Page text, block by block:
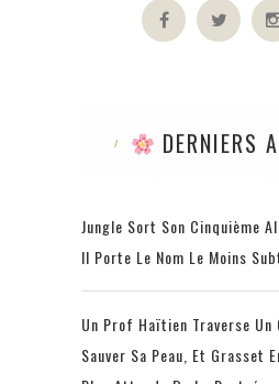
DERNIERS
Jungle Sort Son Cinquième
Il Porte Le Nom Le Moins
Un Prof Haïtien Traverse Un
Sauver Sa Peau, Et Grasset